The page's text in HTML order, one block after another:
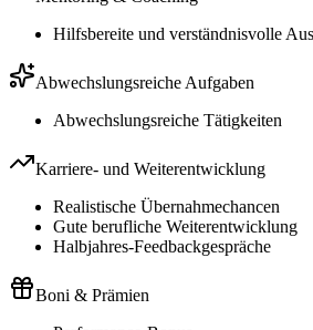
Hilfsbereite und verständnisvolle
Abwechslungsreiche Aufgaben
Abwechslungsreiche Tätigkeiten
Karriere- und Weiterentwicklung
Realistische Übernahmechancen
Gute berufliche Weiterentwicklung
Halbjahres-Feedbackgespräche
Boni & Prämien